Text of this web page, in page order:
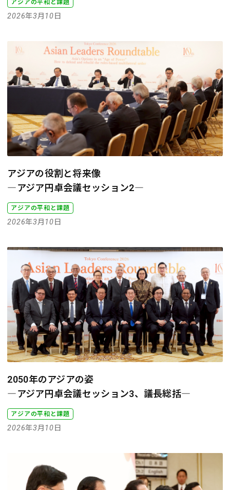
アジアの平和と課題
2026年3月10日
アジアの役割と将来像
―アジア円卓会議セッション2―
アジアの平和と課題
2026年3月10日
2050年のアジアの姿
―アジア円卓会議セッション3、議長総括―
アジアの平和と課題
2026年3月10日